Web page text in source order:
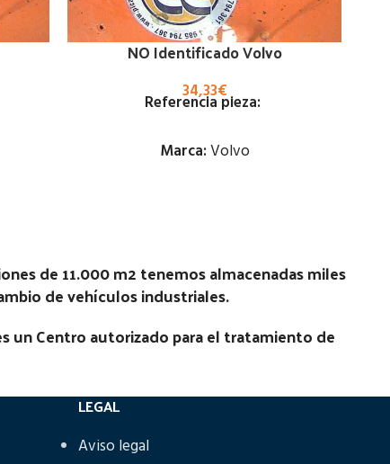
NO Identificado Volvo
34,33€
Referencia pieza:
Marca:Volvo
Notas:
de 11.000 m2 tenemos almacenadas miles
de vehículos industriales.
un Centro autorizado para el tratamiento de
LEGAL
Aviso legal